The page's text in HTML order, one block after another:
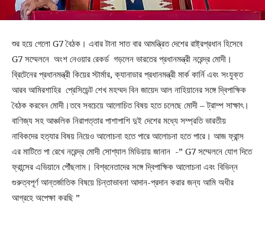
শুর হয়ে গেলো G7 বৈঠক। এবার টানা সাত বার আমন্ত্রিত দেশের রাষ্ট্রপ্রধান হিসেবে
G7 সম্মেলনে অংশ নেওয়ার রেকর্ড গড়লেন ভারতের প্রধানমন্ত্রী নরেন্দ্র মোদী।
ব্রিটেনের প্রধানমন্ত্রী কিয়ের স্টার্মার, ক্যানাডার প্রধানমন্ত্রী মার্ক কার্নি এবং সংযুক্ত
আরব আমিরশাহির প্রেসিডেন্ট শেখ মহম্মদ বিন জায়েদ আল নাহিয়ানের সঙ্গে দ্বিপাক্ষিক
বৈঠক করবেন মোদী।তবে সবচেয়ে আলোচিত বিষয় হতে চলেছে মোদী – ট্রাম্প সাক্ষাৎ।
বাণিজ্য সহ আঞ্চলিক নিরাপত্তার পাশাপাশি দুই দেশের মধ্যে সম্প্রতি ভারতীয়
নাবিকদের হত্যার বিষয় নিয়েও আলোচনা হতে পারে আলোচনা হতে পারে। আজ ফ্রান্স
এর মাটিতে পা রেখে নরেন্দ্র মোদী সোশ্যাল মিডিয়ায় জানান -” G7 সম্মেলনে যোগ দিতে
ফ্রান্সের এভিয়ানে পৌঁছলাম। বিশ্বনেতাদের সঙ্গে দ্বিপাক্ষিক আলোচনা এবং বিভিন্ন
গুরুত্বপূর্ণ আন্তর্জাতিক বিষয়ে চিন্তাভাবনা আদান-প্রদান করার জন্য আমি অধীর
আগ্রহে অপেক্ষা করছি ”